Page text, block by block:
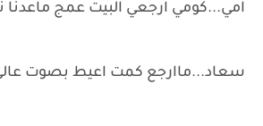
امي...كومي ارجعي البيت عمج
سعاد...ماارجع كمت اعيط بصوت